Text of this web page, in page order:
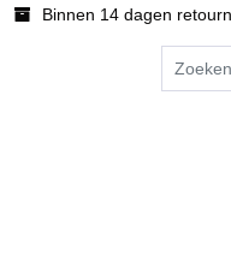
Binnen 14 dagen